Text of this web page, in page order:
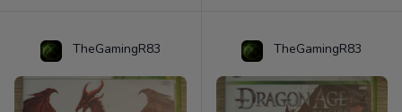
TheGamingR83 TheGamingR83